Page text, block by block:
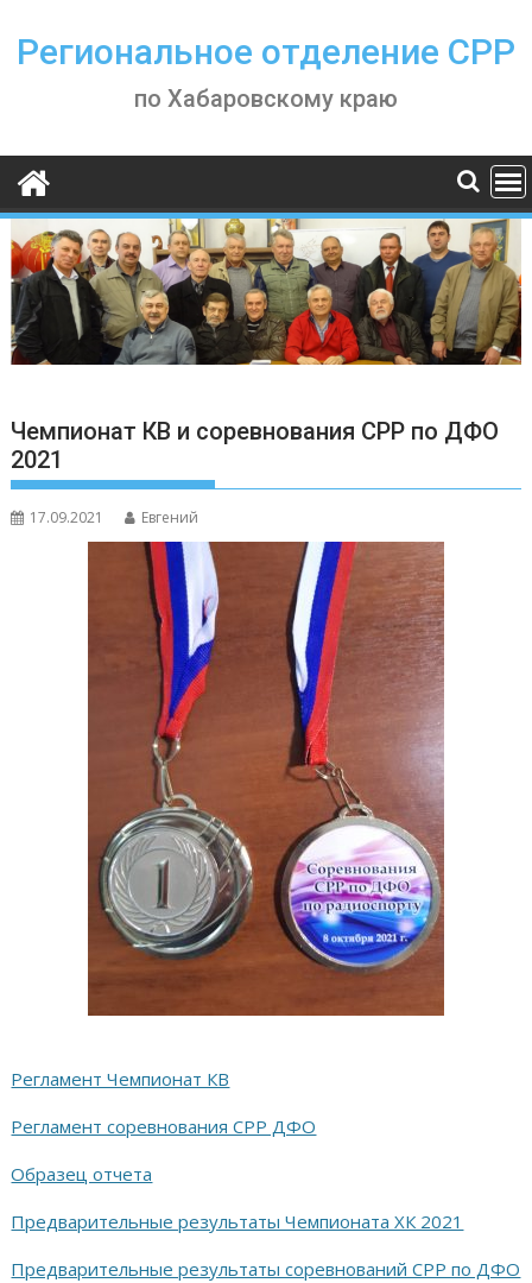
content
Региональное отделение СРР
по Хабаровскому краю
Чемпионат КВ и соревнования СРР по ДФО
2021
17.09.2021 Евгений
Регламент Чемпионат КВ
Регламент соревнования СРР ДФО
Образец отчета
Предварительные результаты Чемпионата ХК 2021
Предварительные результаты соревнований СРР по ДФО